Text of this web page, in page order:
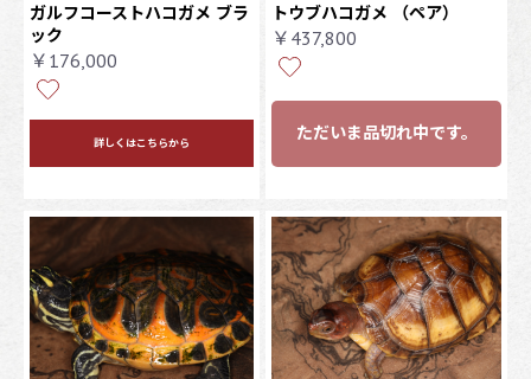
ガルフコーストハコガメ ブラ
ック
￥176,000
詳しくはこちらから
トウブハコガメ （ペア）
￥437,800
ただいま品切れ中です。